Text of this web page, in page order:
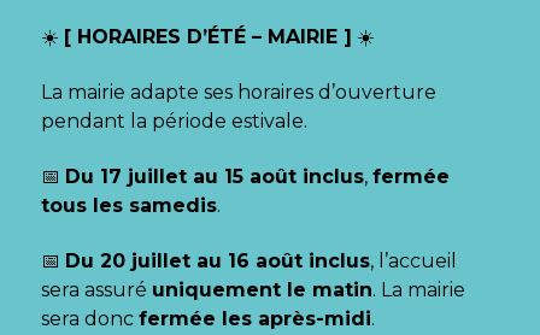
☀️ [ HORAIRES D’ÉTÉ – MAIRIE ] ☀️
La mairie adapte ses horaires d’ouverture
pendant la période estivale.
📅 Du 17 juillet au 15 août inclus, fermée
tous les samedis.
📅 Du 20 juillet au 16 août inclus, l’accueil
sera assuré uniquement le matin. La mairie
sera donc fermée les après-midi.